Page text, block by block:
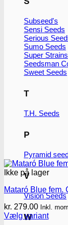
Subseed's
Sensi Seeds
Serious
Sumo Seeds
Super Strains
Seedsman
Sweet Seeds
T
T.H. Seeds
P
Pyramid
V
Vision Seeds
W
Ikke på lager
Mataró Blue fem.
kr. 279.00 Inkl.
Vælg variant